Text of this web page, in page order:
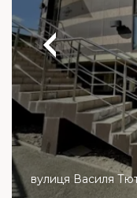
вулиця Василя